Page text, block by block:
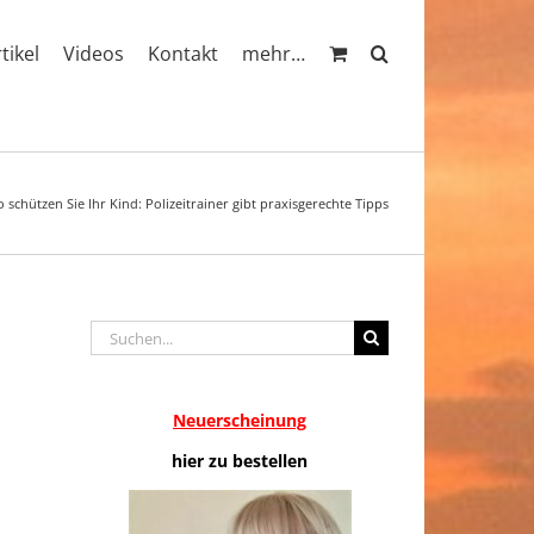
Videos Kontakt mehr…
schützen Sie Ihr Kind: Polizeitrainer gibt praxisgerechte Tipps
Suche
nach:
Neuerscheinung
hier zu bestellen